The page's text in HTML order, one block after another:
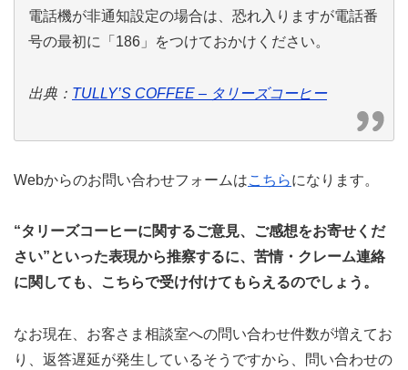
電話機が非通知設定の場合は、恐れ入りますが電話番
号の最初に「186」をつけておかけください。
出典： TULLY’S COFFEE – タリーズコーヒー
Webからのお問い合わせフォームはこちらになります。
“タリーズコーヒーに関するご意見、ご感想をお寄せくだ
さい”といった表現から推察するに、苦情・クレーム連絡
に関しても、こちらで受け付けてもらえるのでしょう。
なお現在、お客さま相談室への問い合わせ件数が増えてお
り、返答遅延が発生しているそうですから、問い合わせの